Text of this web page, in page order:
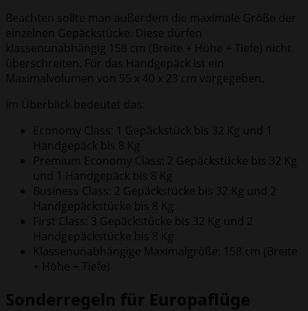
Beachten sollte man außerdem die maximale Größe der
einzelnen Gepäckstücke. Diese dürfen
klassenunabhängig 158 cm (Breite + Höhe + Tiefe) nicht
überschreiten. Für das Handgepäck ist ein
Maximalvolumen von 55 x 40 x 23 cm vorgegeben.
Im Überblick bedeutet das:
Economy Class: 1 Gepäckstück bis 32 Kg und 1
Handgepäck bis 8 Kg
Premium Economy Class: 2 Gepäckstücke bis 32 Kg
und 1 Handgepäck bis 8 Kg
Business Class: 2 Gepäckstücke bis 32 Kg und 2
Handgepäckstücke bis 8 Kg
First Class: 3 Gepäckstücke bis 32 Kg und 2
Handgepäckstücke bis 8 Kg
Klassenunabhängige Maximalgröße: 158 cm (Breite
+ Höhe + Tiefe)
Sonderregeln für Europaflüge